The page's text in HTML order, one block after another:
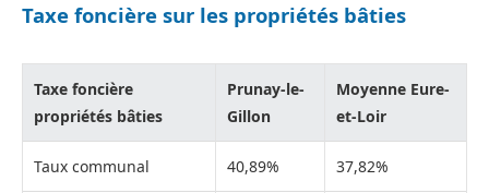
Taxe foncière sur les propriétés bâties
Taxe foncière
propriétés bâties
Prunay-le-
Gillon
Moyenne Eure-
et-Loir
Taux communal 40,89% 37,82%